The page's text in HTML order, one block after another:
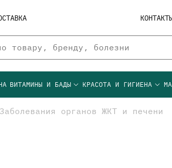
ВИТАМИНЫ И БАДЫ КРАСОТА И ГИГИЕНА
Заболевания органов ЖКТ и печени